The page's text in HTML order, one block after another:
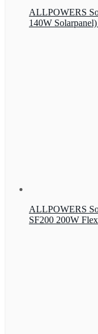
ALLPOWERS
140W
ALLPOWERS
SF200 200W